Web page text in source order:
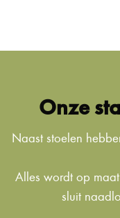
Onze
Naast stoelen
Alles wordt op
sluit